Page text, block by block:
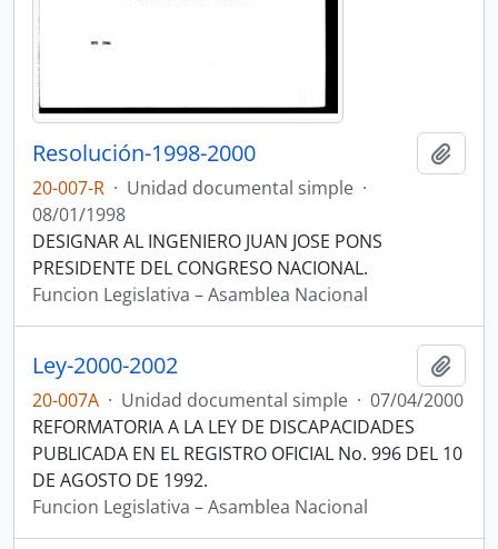
Resolución-1998-2000
20-007-R · Unidad documental simple ·
08/01/1998
DESIGNAR AL INGENIERO JUAN JOSE PONS
PRESIDENTE DEL CONGRESO NACIONAL.
Funcion Legislativa – Asamblea Nacional
Ley-2000-2002
20-007A · Unidad documental simple · 07/04/2000
REFORMATORIA A LA LEY DE DISCAPACIDADES
PUBLICADA EN EL REGISTRO OFICIAL No. 996 DEL 10
DE AGOSTO DE 1992.
Funcion Legislativa – Asamblea Nacional